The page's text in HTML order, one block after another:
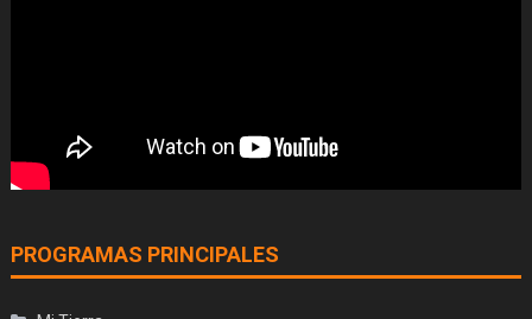
PROGRAMAS PRINCIPALES